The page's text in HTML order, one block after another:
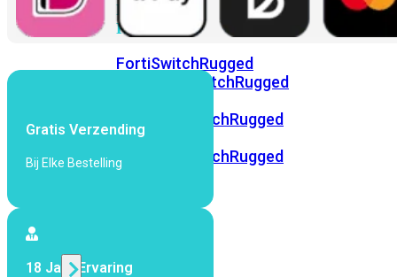
FortiSwitch
Ruggedized
FortiSwitchRugged
FortiSwitchRugged
FortiSwitchRugged
216F-
POE
FortiSwitchRugged
424F-
Gratis Verzending
Bij Elke Bestelling
18 Jaar Ervaring